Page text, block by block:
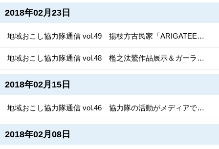
2018年02月23日
地域おこし協力隊通信 vol.49 揚枝方古民家「ARIGATEE」（ありがてえ）の滞在制作者第1号！
地域おこし協力隊通信 vol.48 檻之汰鷲作品展示＆ガーランドづくり＆桃源郷芸術祭オープンアトリエを開催しました！
2018年02月15日
地域おこし協力隊通信 vol.46 協力隊の活動がメディアで続々と紹介されています！
2018年02月08日